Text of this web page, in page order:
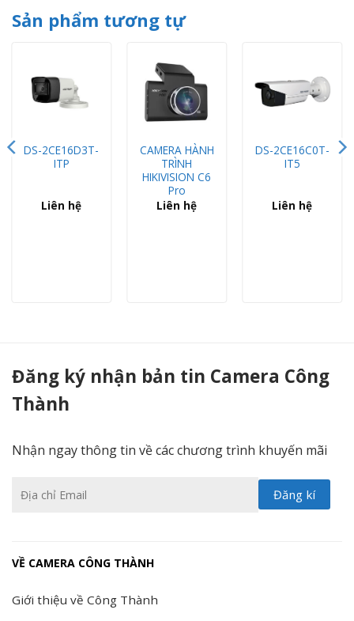
Sản phẩm tương tự
DS-2CE16D3T-
ITP
Liên hệ
CAMERA HÀNH
TRÌNH
HIKIVISION C6
Pro
Liên hệ
DS-2CE16C0T-
IT5
Liên hệ
Đăng ký nhận bản tin Camera Công
Thành
Nhận ngay thông tin về các chương trình khuyến mãi
VỀ CAMERA CÔNG THÀNH
Giới thiệu về Công Thành